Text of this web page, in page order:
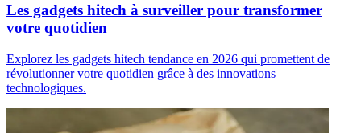
Les gadgets hitech à surveiller pour transformer
votre quotidien
Explorez les gadgets hitech tendance en 2026 qui promettent de
révolutionner votre quotidien grâce à des innovations
technologiques.